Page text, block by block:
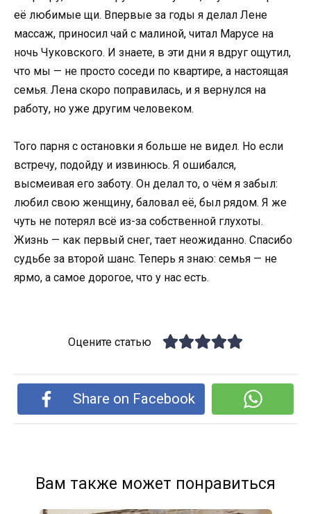
её любимые щи. Впервые за годы я делал Лене
массаж, приносил чай с малиной, читал Марусе на
ночь Чуковского. И знаете, в эти дни я вдруг ощутил,
что мы — не просто соседи по квартире, а настоящая
семья. Лена скоро поправилась, и я вернулся на
работу, но уже другим человеком.
Того парня с остановки я больше не видел. Но если
встречу, подойду и извинюсь. Я ошибался,
высмеивая его заботу. Он делал то, о чём я забыл:
любил свою женщину, баловал её, был рядом. Я же
чуть не потерял всё из-за собственной глухоты.
Жизнь — как первый снег, тает неожиданно. Спасибо
судьбе за второй шанс. Теперь я знаю: семья — не
ярмо, а самое дорогое, что у нас есть.
Оцените статью
Share on Facebook
Вам также может понравиться